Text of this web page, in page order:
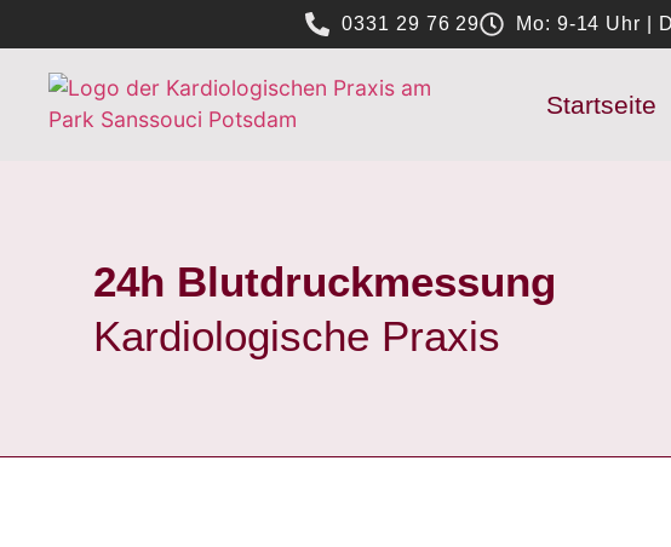
0331 29 76 29 Mo: 9-14 Uhr |
Startseite
24h Blutdruckmessung
Kardiologische Praxis